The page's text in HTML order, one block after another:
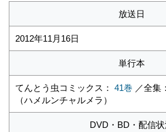
放送日
2012年11月16日
単行本
てんとう虫コミックス： 41巻 ／全集
（ハメルンチャルメラ）
DVD・BD・配信状